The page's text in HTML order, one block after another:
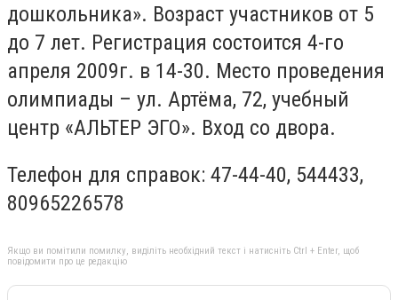
дошкольника». Возраст участников от 5
до 7 лет. Регистрация состоится 4-го
апреля 2009г. в 14-30. Место проведения
олимпиады – ул. Артёма, 72, учебный
центр «АЛЬТЕР ЭГО». Вход со двора.
Телефон для справок: 47-44-40, 544433,
80965226578
Якщо ви помітили помилку, виділіть необхідний текст і натисніть Ctrl + Enter, щоб
повідомити про це редакцію